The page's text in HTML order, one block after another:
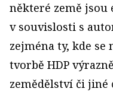
některé země
v souvislosti s
zejména ty, kde se
tvorbě HDP
zemědělství či jiné